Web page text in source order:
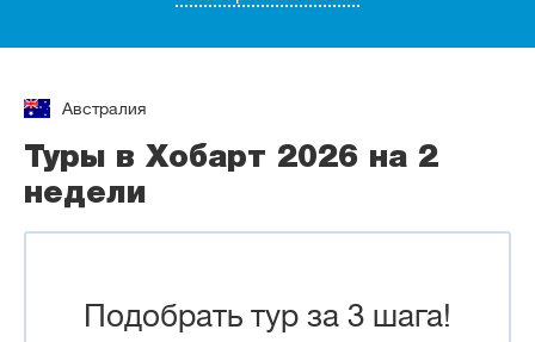
Австралия
Туры в Хобарт 2026 на 2
недели
Подобрать тур за 3 шага!